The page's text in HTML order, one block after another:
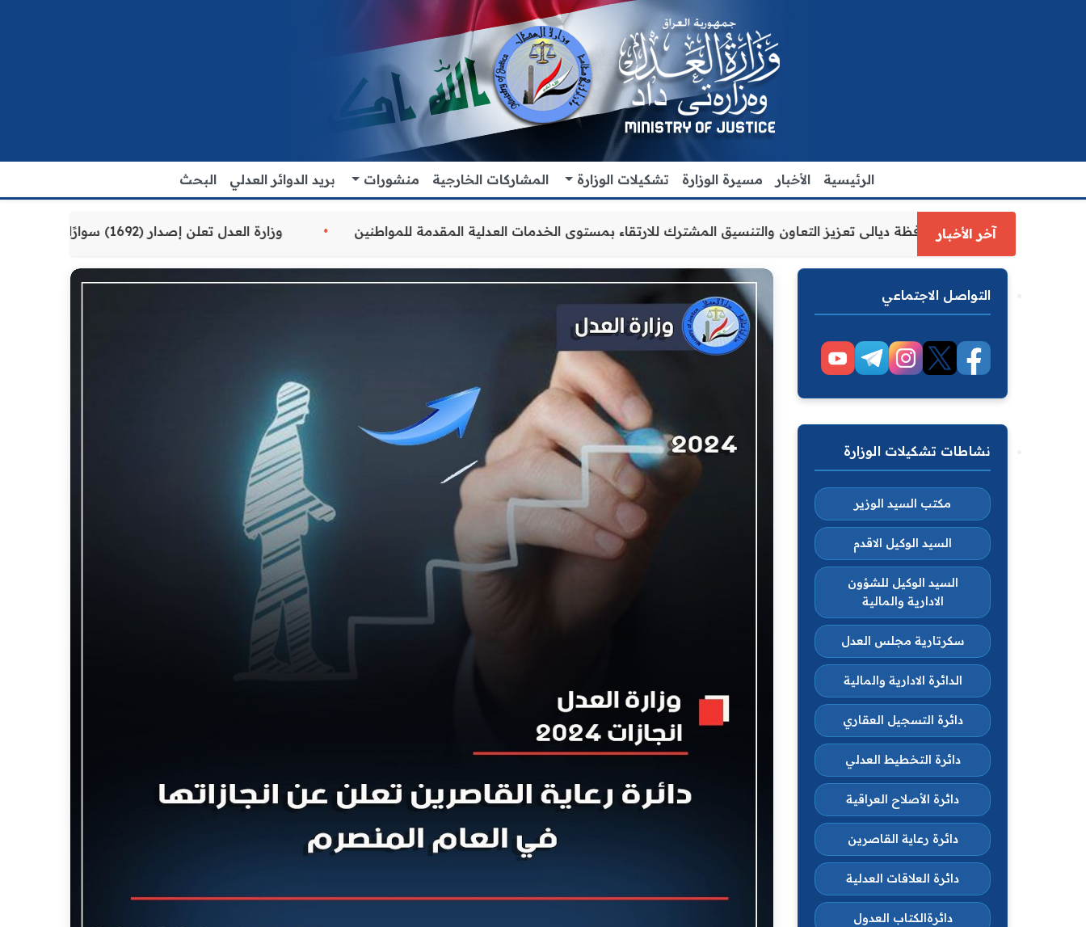
الرئيسية الأخبار مسيرة الوزارة تشكيلات الوزارة المشاركات الخارجية منشورات بريد الدوائر العدلي البحث
آخر الأخبار
العدل الاقدم يبحث مع رئيس مجلس محافظة ديالى تعزيز التعاون والتنسيق المشترك للارتقاء بمستوى الخدمات العدلية المقدمة للمواطنين وزارة العدل تعلن إصدار (1692) سوارًا إلكترونيًا لنزلاء سجن الناصرية المركزي لتنظيم التعاملات المالية داخل المؤسسات الإصلاحية
التواصل الاجتماعي
نشاطات تشكيلات الوزارة
مكتب السيد الوزير
السيد الوكيل الاقدم
السيد الوكيل للشؤون
الادارية والمالية
سكرتارية مجلس العدل
الدائرة الادارية والمالية
دائرة التسجيل العقاري
دائرة التخطيط العدلي
دائرة الأصلاح العراقية
دائرة رعاية القاصرين
دائرة العلاقات العدلية
دائرةالكتاب العدول